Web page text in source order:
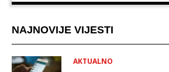
NAJNOVIJE VIJESTI
AKTUALNO